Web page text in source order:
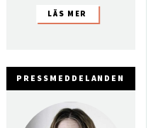
PRESSMEDDELANDEN